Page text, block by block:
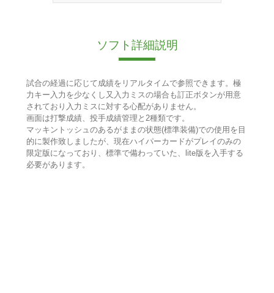
ソフト詳細説明
試合の経過に応じて成績をリアルタイムで参照できます。極
力キー入力を少なくし又入力ミスの場合も訂正ボタンが用意
されており入力ミスに対する心配がありません。
画面は打撃成績、投手成績管理と2種類です。
マッキントッシュのあるがままの状態(標準装備)での使用を目
的に製作致しましたが、現在ハイパーカードがプレイのみの
限定版になっており、標準で備わっていた、lite版を入手する
必要があります。